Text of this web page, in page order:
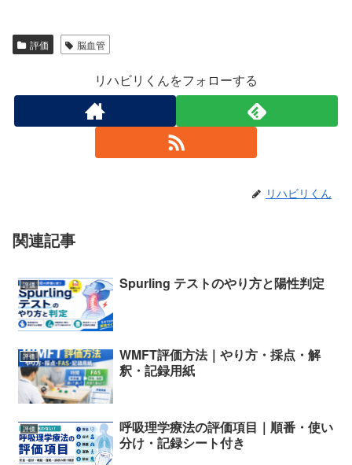
評価 脳血管
リハビリくんをフォローする
リハビリくん
関連記事
評価 Spurling テストのやり方と陽性判定
評価
WMFT評価方法｜やり方・採点・解
釈・記録用紙
評価
呼吸理学療法の評価項目｜順番・使い
分け・記録シート付き